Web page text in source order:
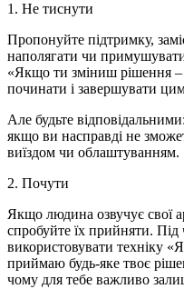
1. Не тиснути
Пропонуйте підтримку,
наполягати чи
«Якщо ти зміниш рішення
починати і завершувати
Але будьте
якщо ви насправді не
виїздом чи облаштуванням.
2. Почути
Якщо людина озвучує свої
спробуйте їх прийняти.
використовувати техніку
приймаю будь-яке твоє
чому для тебе важливо